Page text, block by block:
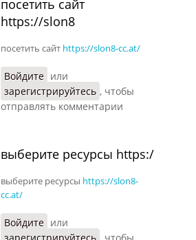
посетить сайт
https://slon8
посетить сайт https://slon8-cc.at/
Войдите или
зарегистрируйтесь , чтобы
отправлять комментарии
выберите ресурсы https:/
выберите ресурсы https://slon8-
cc.at/
Войдите или
зарегистрируйтесь , чтобы